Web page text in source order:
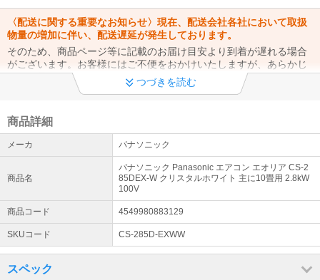
〈配送に関する重要なお知らせ〉現在、配送会社各社において取扱
物量の増加に伴い、配送遅延が発生しております。
そのため、商品ページ等に記載のお届け目安より到着が遅れる場合
がございます。お客様にはご不便をおかけいたしますが、あらかじ
めご了承くださいますようお願い申し上げます。
《延長保証》へのご加入をご検討ください！
当店の延長保証なら、【365日・24時間】専門窓口にて電話での修
理受付を行っております。突然の故障にもスムーズにご対応いたし
ますのでご安心ください。
詳細はこちら
つづきを読む
商品詳細
メーカ パナソニック
商品名
パナソニック Panasonic エアコン エオリア CS-2
85DEX-W クリスタルホワイト 主に10畳用 2.8kW
100V
商品コード 4549980883129
SKUコード CS-285D-EXWW
スペック